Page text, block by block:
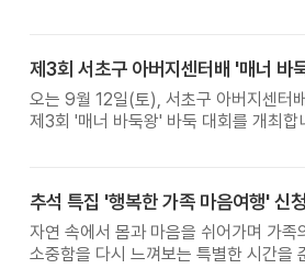
오는 9월 12일(토), 서초구 아버지센터배
제3회 '매너 바둑왕' 바둑 대회를 개최합
추석 특집 '행복한 가족 마음여행' 신
자연 속에서 몸과 마음을 쉬어가며 가족
소중함을 다시 느껴보는 특별한 시간을